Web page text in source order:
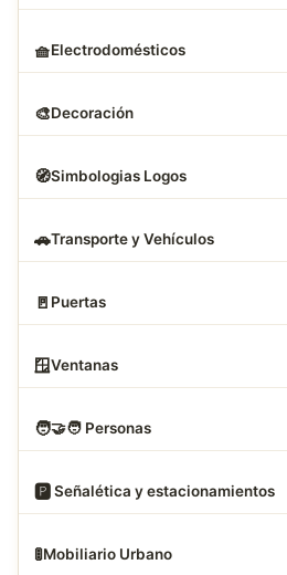
🧺Electrodomésticos
🎨Decoración
🧭Simbologias Logos
🚗Transporte y Vehículos
🚪 Puertas
🪟Ventanas
🧑‍🤝‍🧑 Personas
🅿️ Señalética y estacionamientos
🚦Mobiliario Urbano